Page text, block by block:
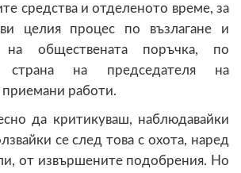
средства и отделеното време, за
целия процес по възлагане и
на обществената поръчка, по
на председателя на
работи.
да критикуваш, наблюдавайки
се след това с охота, наред
от извършените подобрения. Но